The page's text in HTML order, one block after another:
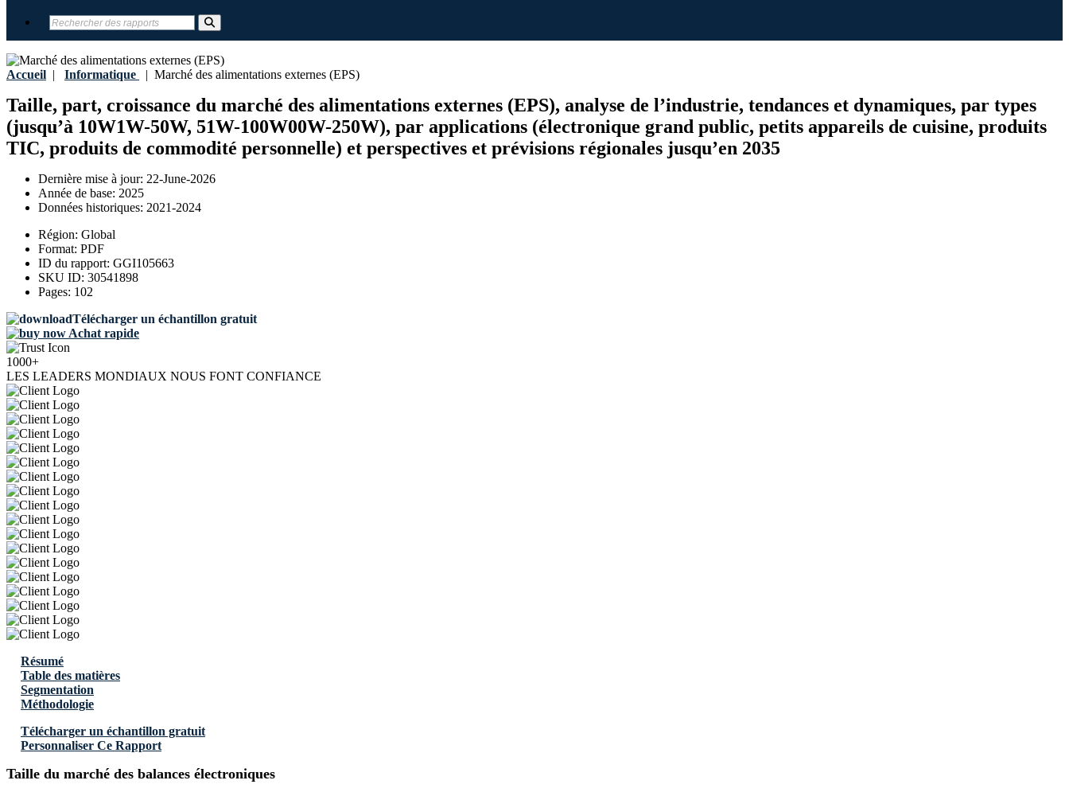
Accueil | Informatique | Marché des alimentations externes (EPS)
Taille, part, croissance du marché des alimentations externes (EPS), analyse de l’industrie, tendances et dynamiques, par types
(jusqu’à 10W1W-50W, 51W-100W00W-250W), par applications (électronique grand public, petits appareils de cuisine, produits
TIC, produits de commodité personnelle) et perspectives et prévisions régionales jusqu’en 2035
Dernière mise à jour: 22-June-2026
Année de base: 2025
Données historiques: 2021-2024
Région: Global
Format: PDF
ID du rapport: GGI105663
SKU ID: 30541898
Pages: 102
Télécharger un échantillon gratuit
Achat rapide
1000+
LES LEADERS MONDIAUX NOUS FONT CONFIANCE
Résumé
Table des matières
Segmentation
Méthodologie
Télécharger un échantillon gratuit
Personnaliser Ce Rapport
Taille du marché des balances électroniques